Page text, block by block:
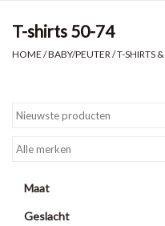
Meisjes
T-shirts 50-74
HOME /BABY/PEUTER /T-SHIRTS
Maat
Geslacht